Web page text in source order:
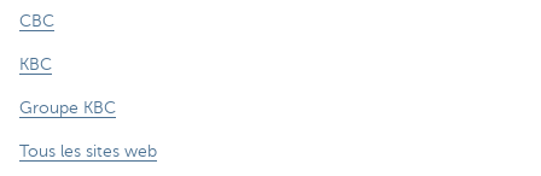
CBC
KBC
Groupe KBC
Tous les sites web